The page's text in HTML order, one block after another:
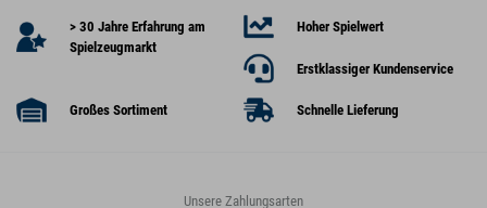
> 30 Jahre Erfahrung am
Spielzeugmarkt
Hoher Spielwert
Erstklassiger Kundenservice
Großes Sortiment Schnelle Lieferung
Unsere Zahlungsarten